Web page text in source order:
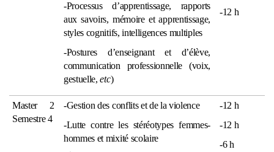
-Processus d’apprentissage, rapports
aux savoirs, mémoire et apprentissage,
styles cognitifs, intelligences multiples
-Postures d’enseignant et d’élève,
communication professionnelle (voix,
gestuelle,etc)
-12 h
Master 2
Semestre 4
-Gestion des conflits et de la violence
-Lutte contre les stéréotypes femmes-
hommes et mixité scolaire
-12 h
-12 h
-6 h